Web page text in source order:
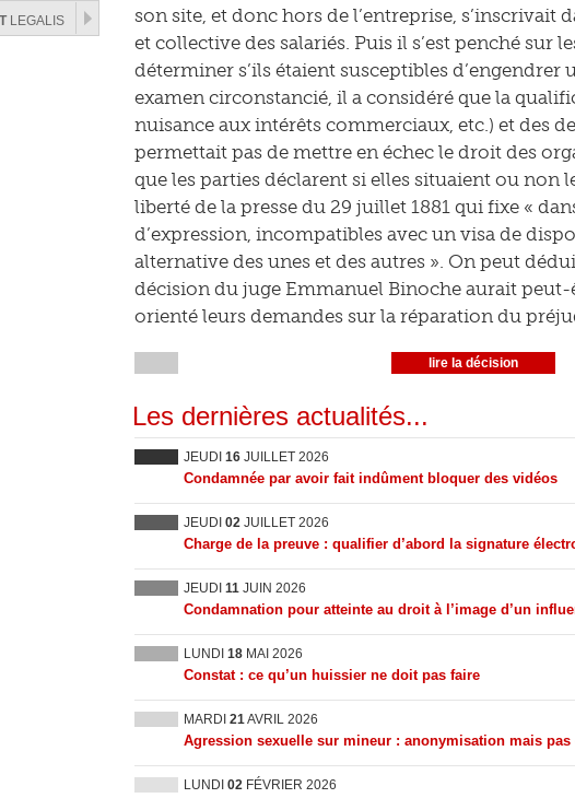
LEGALIS
son site, et donc hors de l’entreprise, s’inscrivait
et collective des salariés. Puis il s’est penché sur
déterminer s’ils étaient susceptibles
examen circonstancié, il a considéré que la
nuisance aux intérêts commerciaux, etc.) et des
permettait pas de mettre en échec le droit des
que les parties déclarent si elles situaient ou non
liberté de la presse du 29 juillet 1881 qui fixe «
d’expression, incompatibles avec un visa de
alternative des unes et des autres ». On peut
décision du juge Emmanuel Binoche aurait
orienté leurs demandes sur la réparation du
lire la décision
Les dernières actualités...
JEUDI 16 JUILLET 2026
Condamnée par avoir fait indûment bloquer des vidéos
JEUDI 02 JUILLET 2026
Charge de la preuve : qualifier d’abord la signature
JEUDI 11 JUIN 2026
Condamnation pour atteinte au droit à l’image d’un
LUNDI 18 MAI 2026
Constat : ce qu’un huissier ne doit pas faire
MARDI 21AVRIL 2026
Agression sexuelle sur mineur : anonymisation mais
LUNDI 02 FÉVRIER 2026